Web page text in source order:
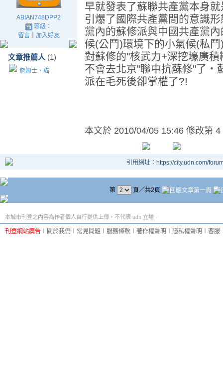
ABIAN748DPP2
等級：
留言｜ 加入好友
文章推薦人 (1)
詹姆士‧貓
早就發表了蘇聯共產黨本身
引爆了國際共產黨間的意識
黨內的蘇修派與中國共產黨
候(公鬥)環境下的小氣候(私
對蘇修的"核武力+深挖壕廣
不會去北京"聯中抗蘇修"了‧
派在毛死後卻掌權了?!
本文於 2010/04/05 15:46 修改第 4
引用網址：https://city.udn.com/
第 頁／共2頁
本城市刊登之內容為作者個人自行提供上傳，不代表 udn 立場。
刊登網站廣告 關於我們 常見問題 服務條款 著作權聲明 隱私權聲明 客服